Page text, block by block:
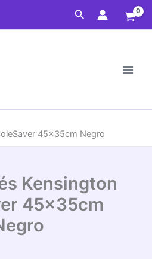
Buscar
45x35cm Negro
Kensington
45x35cm